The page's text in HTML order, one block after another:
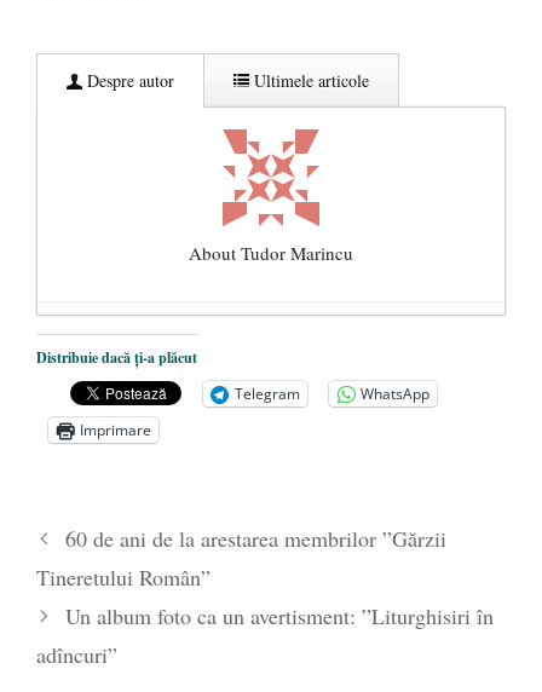
Despre autor Ultimele articole
About Tudor Marincu
De ce propaganda LGBT nu-și are locul în
unitățile de învățământ
- 17 iunie 2020
Anarhia din SUA e opera stângii radicale
2 iunie 2020
mai 2020
Distribuie dacă ți-a plăcut
Telegram
WhatsApp
Imprimare
60 de ani de la arestarea membrilor ”Gărzii
Tineretului Român”
Un album foto ca un avertisment: ”Liturghisiri în
adîncuri”